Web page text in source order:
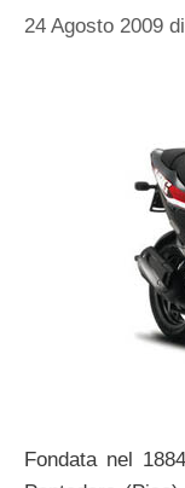
24 Agosto 2009 di
Fondata nel